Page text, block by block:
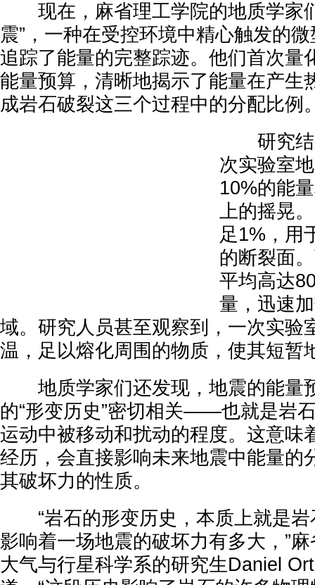
现在，麻省理工学院的地质学家
震”，一种在受控环境中精心触发的
追踪了能量的完整踪迹。他们首次量
能量预算，清晰地揭示了能量在产生
成岩石破裂这三个过程中的分配比例
研究结
次实验室
10%的能
上的摇晃
足1%，用
的断裂面
平均高达
量，迅速
域。研究人员甚至观察到，一次实验
温，足以熔化周围的物质，使其短暂
地质学家们还发现，地震的能量
的“形变历史”密切相关——也就是岩
运动中被移动和扰动的程度。这意味
经历，会直接影响未来地震中能量的
其破坏力的性质。
“岩石的形变历史，本质上就是岩
影响着一场地震的破坏力有多大，”
大气与行星科学系的研究生Daniel